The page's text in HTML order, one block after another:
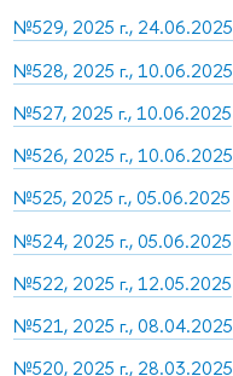
№529, 2025 г., 24.06.2025
№528, 2025 г., 10.06.2025
№527, 2025 г., 10.06.2025
№526, 2025 г., 10.06.2025
№525, 2025 г., 05.06.2025
№524, 2025 г., 05.06.2025
№522, 2025 г., 12.05.2025
№521, 2025 г., 08.04.2025
№520, 2025 г., 28.03.2025